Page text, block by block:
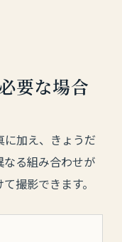
要な場合
に加え、きょうだ
る組み合わせが
撮影できます。